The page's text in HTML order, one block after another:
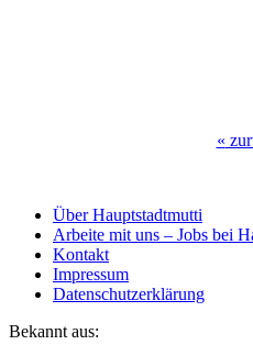
«
Über Hauptstadtmutti
Arbeite mit uns – Jobs bei
Kontakt
Impressum
Datenschutzerklärung
Bekannt aus: